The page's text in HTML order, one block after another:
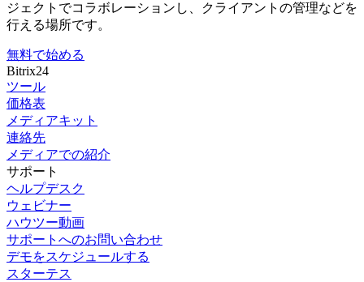
ジェクトでコラボレーションし、クライアントの管理などを
行える場所です。
無料で始める
Bitrix24
ツール
価格表
メディアキット
連絡先
メディアでの紹介
サポート
ヘルプデスク
ウェビナー
ハウツー動画
サポートへのお問い合わせ
デモをスケジュールする
スターテス